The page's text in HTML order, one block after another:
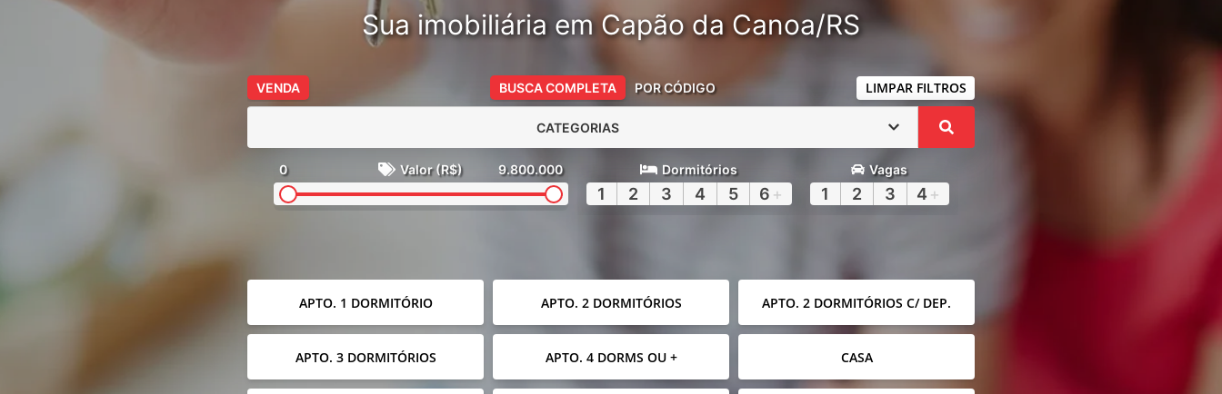
Sua imobiliária em Capão da Canoa/RS
VENDA BUSCA COMPLETA POR CÓDIGO LIMPAR FILTROS
CATEGORIAS
0 Valor (R$) 9.800.000 Dormitórios
1 2 3 4 5 6 +
Vagas
1 2 3 4 +
APTO. 1 DORMITÓRIO APTO. 2 DORMITÓRIOS APTO. 2 DORMITÓRIOS C/ DEP.
APTO. 3 DORMITÓRIOS APTO. 4 DORMS OU + CASA